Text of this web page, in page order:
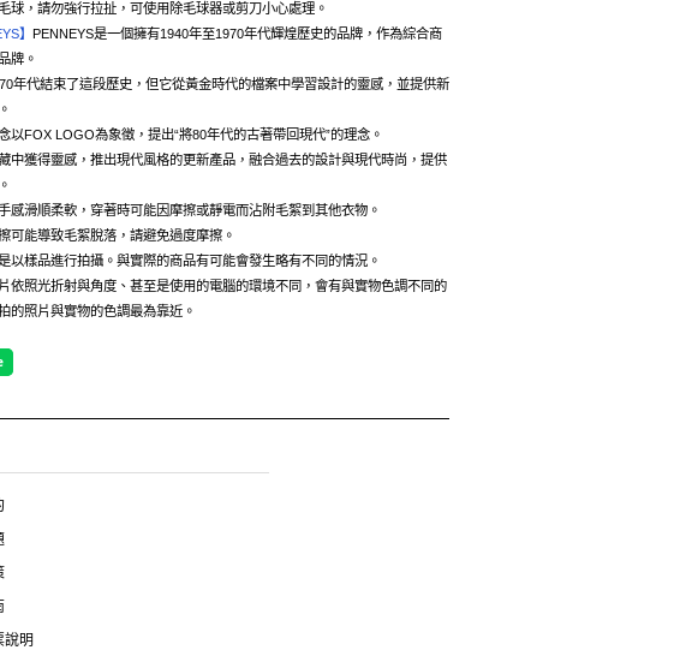
球，請勿強行拉扯，可使用除毛球器或剪刀小心處理。
】 PENNEYS是一個擁有1940年至1970年代輝煌歷史的品牌，作為綜合商
牌。
年代結束了這段歷史，但它從黃金時代的檔案中學習設計的靈感，並提供新
以FOX LOGO為象徵，提出“將80年代的古著帶回現代”的理念。
中獲得靈感，推出現代風格的更新產品，融合過去的設計與現代時尚，提供
感滑順柔軟，穿著時可能因摩擦或靜電而沾附毛絮到其他衣物。
可能導致毛絮脫落，請避免過度摩擦。
以樣品進行拍攝。與實際的商品有可能會發生略有不同的情況。
依照光折射與角度、甚至是使用的電腦的環境不同，會有與實物色調不同的
的照片與實物的色調最為靠近。
說明